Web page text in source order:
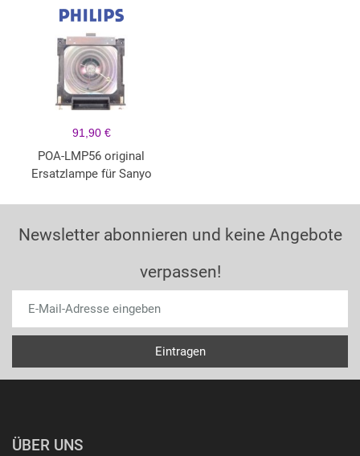
91,90 €
POA-LMP56 original
Ersatzlampe für Sanyo
Newsletter abonnieren und keine Angebote
verpassen!
ÜBER UNS